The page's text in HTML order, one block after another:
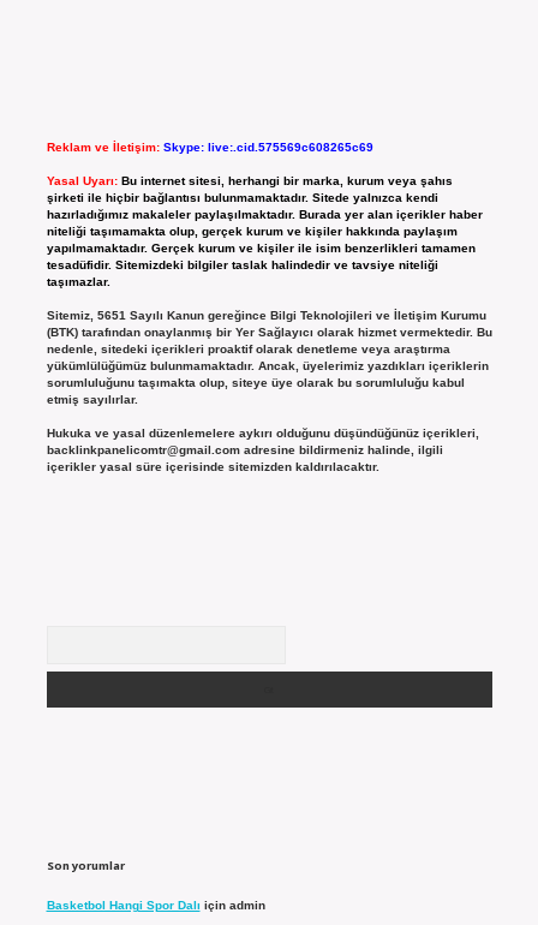
Reklam ve İletişim: Skype: live:.cid.575569c608265c69
Yasal Uyarı: Bu internet sitesi, herhangi bir marka, kurum veya şahıs
şirketi ile hiçbir bağlantısı bulunmamaktadır. Sitede yalnızca kendi
hazırladığımız makaleler paylaşılmaktadır. Burada yer alan içerikler haber
niteliği taşımamakta olup, gerçek kurum ve kişiler hakkında paylaşım
yapılmamaktadır. Gerçek kurum ve kişiler ile isim benzerlikleri tamamen
tesadüfidir. Sitemizdeki bilgiler taslak halindedir ve tavsiye niteliği
taşımazlar.
Sitemiz, 5651 Sayılı Kanun gereğince Bilgi Teknolojileri ve İletişim Kurumu
(BTK) tarafından onaylanmış bir Yer Sağlayıcı olarak hizmet vermektedir. Bu
nedenle, sitedeki içerikleri proaktif olarak denetleme veya araştırma
yükümlülüğümüz bulunmamaktadır. Ancak, üyelerimiz yazdıkları içeriklerin
sorumluluğunu taşımakta olup, siteye üye olarak bu sorumluluğu kabul
etmiş sayılırlar.
Hukuka ve yasal düzenlemelere aykırı olduğunu düşündüğünüz içerikleri,
backlinkpanelicomtr@gmail.comadresine bildirmeniz halinde, ilgili
içerikler yasal süre içerisinde sitemizden kaldırılacaktır.
Son yorumlar
Basketbol Hangi Spor Dalı için admin